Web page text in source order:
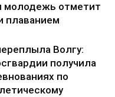
молодежь отметит
плаванием
Волгу:
получила
по